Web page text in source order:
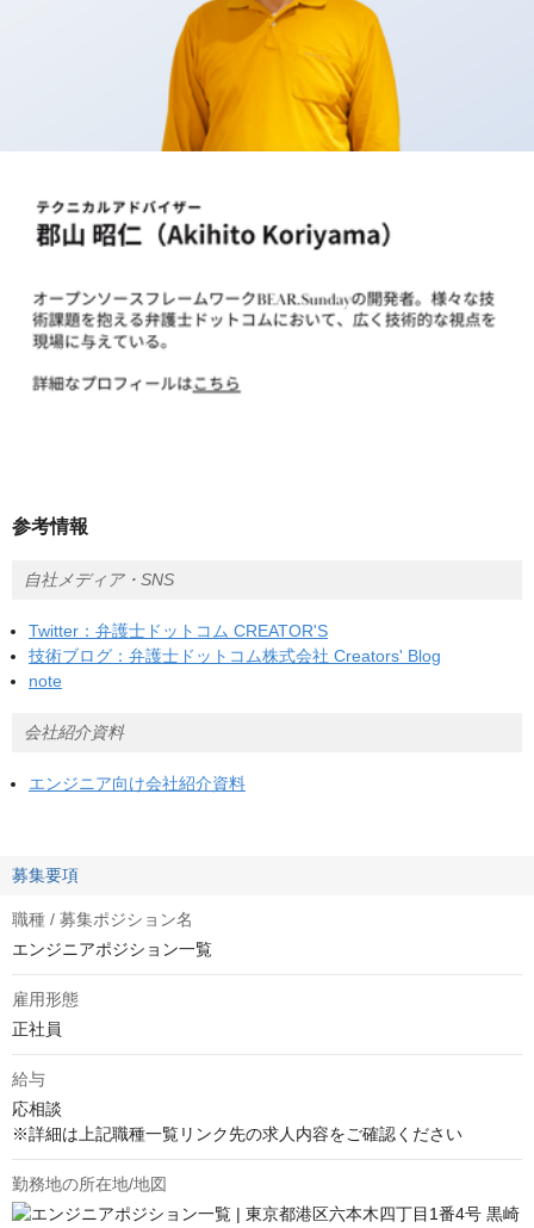
参考情報
自社メディア・SNS
Twitter：弁護士ドットコム CREATOR'S
技術ブログ：弁護士ドットコム株式会社 Creators' Blog
note
会社紹介資料
エンジニア向け会社紹介資料
募集要項
職種 / 募集ポジション名
エンジニアポジション一覧
雇用形態
正社員
給与
応相談
※詳細は上記職種一覧リンク先の求人内容をご確認ください
勤務地の所在地/地図